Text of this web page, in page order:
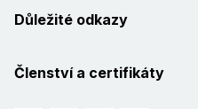
Důležité odkazy
Členství a certifikáty